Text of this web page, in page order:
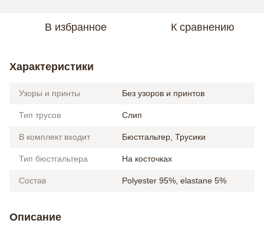
В избранное К сравнению
Характеристики
Узоры и принты Без узоров и принтов
Тип трусов Слип
В комплект входит Бюстгальтер, Трусики
Тип бюстгальтера На косточках
Состав Polyester 95%, elastane 5%
Описание